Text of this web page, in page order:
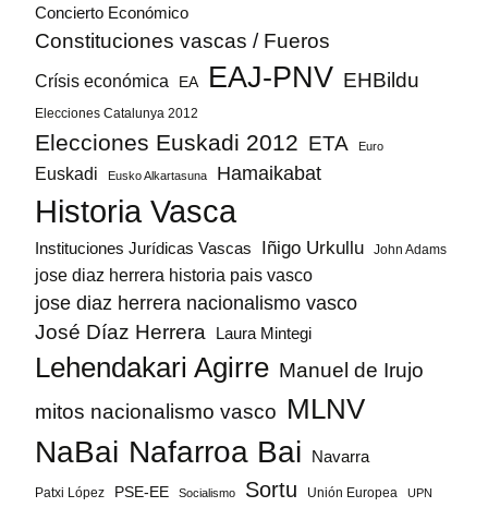
Concierto Económico
Constituciones vascas / Fueros
Crísis económica EA EAJ-PNV EHBildu
Elecciones Catalunya 2012
Elecciones Euskadi 2012 ETA Euro
Euskadi Eusko Alkartasuna Hamaikabat
Historia Vasca
Instituciones Jurídicas Vascas Iñigo Urkullu John Adams
jose diaz herrera historia pais vasco
jose diaz herrera nacionalismo vasco
José Díaz Herrera Laura Mintegi
Lehendakari Agirre Manuel de Irujo
mitos nacionalismo vasco MLNV
NaBai Nafarroa Bai Navarra
Patxi López PSE-EE Socialismo Sortu Unión Europea UPN